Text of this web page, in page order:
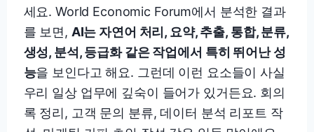
세요. World Economic Forum에서 분석한 결과
를 보면, AI는 자연어 처리, 요약, 추출, 통합, 분류,
생성, 분석, 등급화 같은 작업에서 특히 뛰어난 성
능을 보인다고 해요. 그런데 이런 요소들이 사실
우리 일상 업무에 깊숙이 들어가 있거든요. 회의
록 정리, 고객 문의 분류, 데이터 분석 리포트 작